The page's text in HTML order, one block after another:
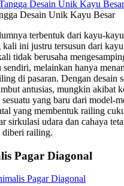
Desain Unik Kayu Besar
terbentuk dari kayu-
ini justru tersusun dari
tidak berusaha
melainkan hanya
di pasaran. Dengan desain
antusias, mungkin akibat
yang baru dari model-
yang membentuk railing
sirkulasi udara dan cahaya
diberi railing.
Pagar Diagonal